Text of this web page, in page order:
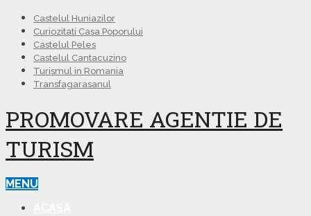
Castelul Huniazilor
Curiozitati Casa Poporului
Castelul Peles
Castelul Cantacuzino
Turismul in Romania
Transfagarasanul
PROMOVARE AGENTIE DE
TURISM
MENU